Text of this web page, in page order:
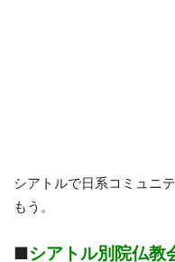
シアトルで日系コミュニ
もう。
■シアトル別院仏教